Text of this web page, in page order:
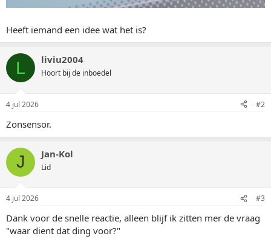
Heeft iemand een idee wat het is?
L liviu2004
Hoort bij de inboedel
4 jul 2026 #2
Zonsensor.
J Jan-Kol
Lid
4 jul 2026 #3
Dank voor de snelle reactie, alleen blijf ik zitten mer de vraag
"waar dient dat ding voor?"